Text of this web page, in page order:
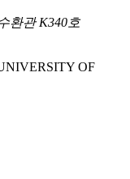
환관 K340호
OF